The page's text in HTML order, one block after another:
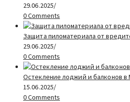
29.06.2025/
0 Comments
Защита пиломатериала от
29.06.2025/
0 Comments
Остекление лоджий и балконов в
15.06.2025/
0 Comments